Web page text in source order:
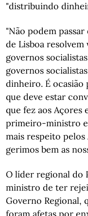
"distribuindo
"Não podem
de Lisboa
governos
governos
dinheiro. É ocasião
que deve estar
que fez aos Açores
primeiro-ministro
mais respeito
gerimos bem as
O líder regional do
ministro de ter
Governo Regional,